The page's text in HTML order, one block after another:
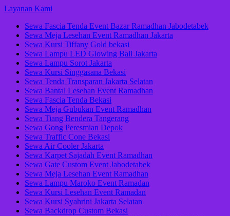
Lompat
konten
(Tekan
Enter)
Layanan Kami
Sewa Fascia Tenda Event Bazar Ramadhan Jabodetabek
Sewa Meja Lesehan Event Ramadhan Jakarta
Sewa Kursi Tiffany Gold bekasi
Sewa Lampu LED Glowing Ball Jakarta
Sewa Lampu Sorot Jakarta
Sewa Kursi Singgasana Bekasi
Sewa Tenda Transparan Jakarta Selatan
Sewa Bantal Lesehan Event Ramadhan
Sewa Fascia Tenda Bekasi
Sewa Meja Gubukan Event Ramadhan
Sewa Tiang Bendera Tangerang
Sewa Gong Peresmian Depok
Sewa Traffic Cone Bekasi
Sewa Air Cooler Jakarta
Sewa Karpet Sajadah Event Ramadhan
Sewa Gate Custom Event Jabodetabek
Sewa Meja Lesehan Event Ramadhan
Sewa Lampu Maroko Event Ramadan
Sewa Kursi Lesehan Event Ramadan
Sewa Kursi Syahrini Jakarta Selatan
Sewa Backdrop Custom Bekasi